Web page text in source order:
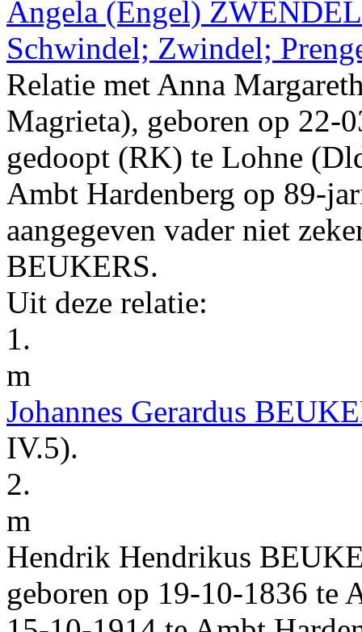
Angela (Engel) ZWENDEL
Schwindel; Zwindel;
Relatie met Anna
Magrieta), geboren op
gedoopt (RK) te Lohne
Ambt Hardenberg op 89-
aangegeven vader niet
BEUKERS.
Uit deze relatie:
1.
m
Johannes Gerardus
IV.5).
2.
m
Hendrik Hendrikus
geboren op 19‑10‑1836 te